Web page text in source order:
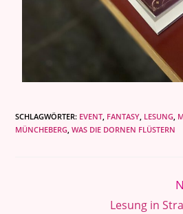
SCHLAGWÖRTER: EVENT, FANTASY, LESUNG,
MÜNCHEBERG, WAS DIE DORNEN FLÜSTERN
Lesung in